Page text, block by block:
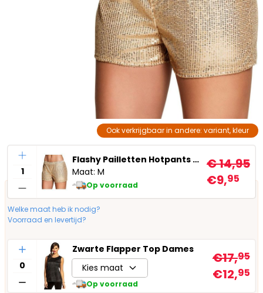
Ook verkrijgbaar in andere: variant, kleur
Aantal
Flashy Pailletten Hotpants Goud
Maat: M
Op voorraad
€ 14,95
€9,95
Welke maat heb ik nodig?
Voorraad en levertijd?
Aantal
Zwarte Flapper Top Dames
Kies maat
Op voorraad
€17,95
€12,95